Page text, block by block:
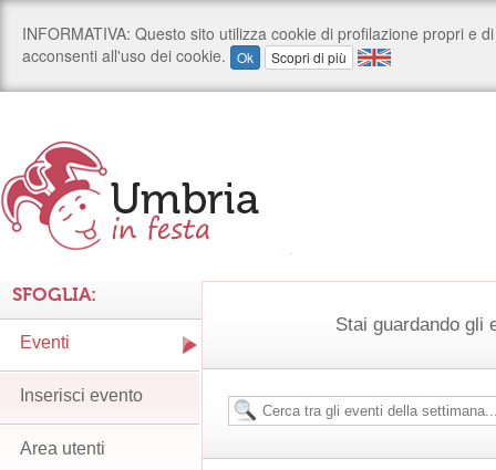
Stai guardando gli
SFOGLIA:
Eventi
Inserisci evento
Area utenti